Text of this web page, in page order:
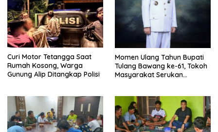
Curi Motor Tetangga Saat
Rumah Kosong, Warga
Gunung Alip Ditangkap Polisi
Momen Ulang Tahun Bupati
Tulang Bawang ke-61, Tokoh
Masyarakat Serukan